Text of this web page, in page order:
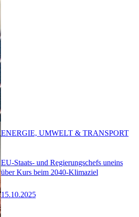
EU-Staats- und Regierungschefs uneins
über Kurs beim 2040-Klimaziel
15.10.2025
ENERGIE, UMWELT & TRANSPORT